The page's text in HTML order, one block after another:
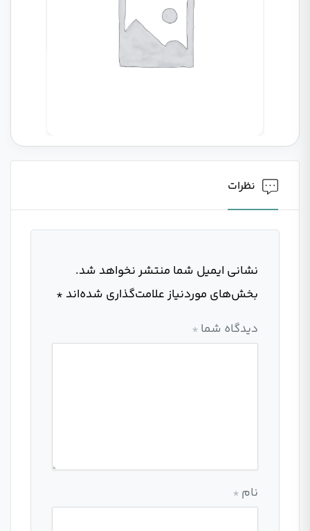
نظرات
نشانی ایمیل شما منتشر نخواهد شد.
بخش‌های موردنیاز علامت‌گذاری شده‌اند *
دیدگاه شما*
نام*